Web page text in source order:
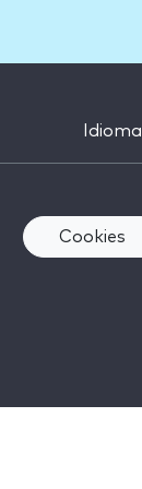
Idioma
Cookies